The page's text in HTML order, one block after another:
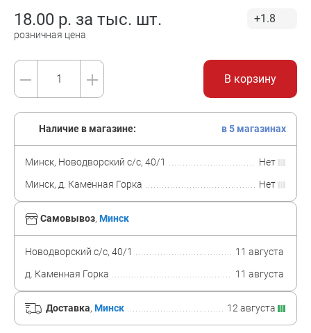
18.00 р. за тыс. шт.
розничная цена
+1.8
В корзину
Самовывоз, Минск
Новодворский с/с, 40/1
11 августа
д. Каменная Горка
11 августа
Доставка, Минск 12 августа
Наличие в магазине: в 5 магазинах
Минск, Новодворский с/с, 40/1
Нет
Минск, д. Каменная Горка
Нет